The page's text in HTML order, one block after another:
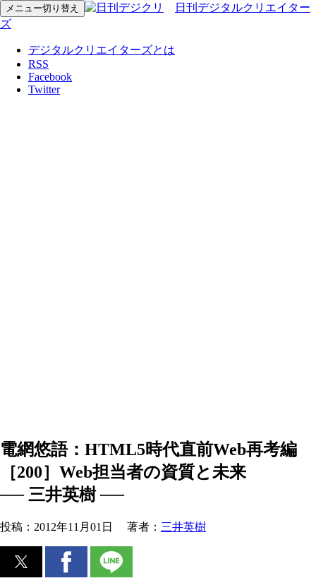
メニュー切り替え
日刊デジタルクリエイター
ズ
デジタルクリエイターズとは
RSS
Facebook
Twitter
電網悠語：HTML5時代直前Web再考編
［200］Web担当者の資質と未来
── 三井英樹 ──
投稿： 2012年11月01日 著者： 三井英樹